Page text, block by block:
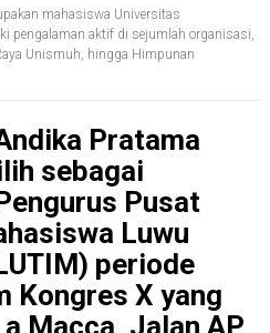
mahasiswa Universitas
pengalaman aktif di sejumlah organisasi,
Unismuh, hingga Himpunan
Pratama
sebagai
Pusat
Luwu
periode
Kongres X yang
Macca, Jalan AP